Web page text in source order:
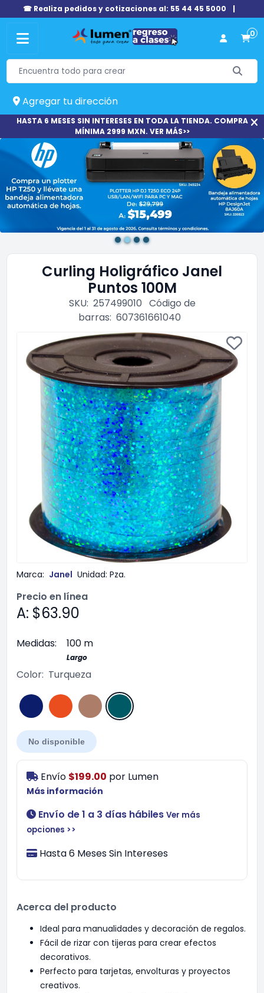
☎ Realiza pedidos y cotizaciones al: 55 44 45 5000 |
0
Agregar tu dirección
HASTA 6 MESES SIN INTERESES EN TODA LA TIENDA. COMPRA
MÍNIMA 2999 MXN. VER MÁS>>
Curling Holigráfico Janel
Puntos 100M
SKU: 257499010 Código de
barras: 607361661040
Marca: Janel Unidad: Pza.
Precio en línea
A: $63.90
Medidas: 100 m
Largo
Color: Turqueza
No disponible
Envío $199.00 por Lumen
Más información
Envío de 1 a 3 días hábiles Ver más
opciones >>
Hasta 6 Meses Sin Intereses
Acerca del producto
Ideal para manualidades y decoración de regalos.
Fácil de rizar con tijeras para crear efectos
decorativos.
Perfecto para tarjetas, envolturas y proyectos
creativos.